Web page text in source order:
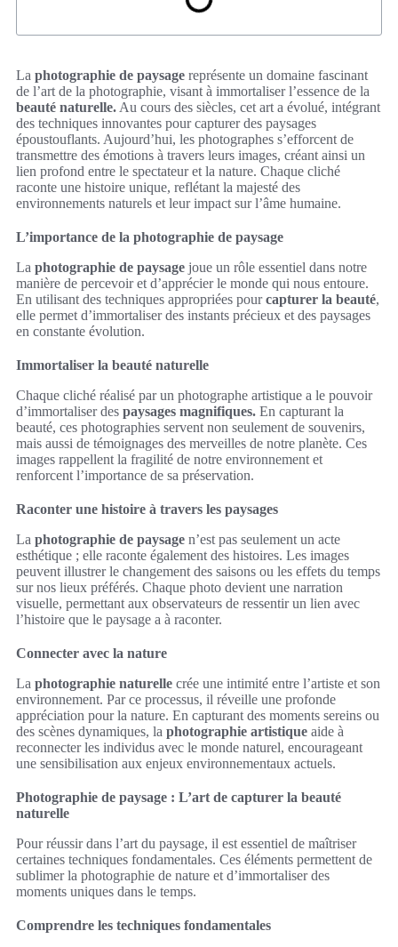
La photographie de paysage représente un domaine fascinant
de l’art de la photographie, visant à immortaliser l’essence de la
beauté naturelle. Au cours des siècles, cet art a évolué, intégrant
des techniques innovantes pour capturer des paysages
époustouflants. Aujourd’hui, les photographes s’efforcent de
transmettre des émotions à travers leurs images, créant ainsi un
lien profond entre le spectateur et la nature. Chaque cliché
raconte une histoire unique, reflétant la majesté des
environnements naturels et leur impact sur l’âme humaine.
L’importance de la photographie de paysage
La photographie de paysage joue un rôle essentiel dans notre
manière de percevoir et d’apprécier le monde qui nous entoure.
En utilisant des techniques appropriées pourcapturer la beauté,
elle permet d’immortaliser des instants précieux et des paysages
en constante évolution.
Immortaliser la beauté naturelle
Chaque cliché réalisé par un photographe artistique a le pouvoir
d’immortaliser des paysages magnifiques. En capturant la
beauté, ces photographies servent non seulement de souvenirs,
mais aussi de témoignages des merveilles de notre planète. Ces
images rappellent la fragilité de notre environnement et
renforcent l’importance de sa préservation.
Raconter une histoire à travers les paysages
La photographie de paysage n’est pas seulement un acte
esthétique ; elle raconte également des histoires. Les images
peuvent illustrer le changement des saisons ou les effets du temps
sur nos lieux préférés. Chaque photo devient une narration
visuelle, permettant aux observateurs de ressentir un lien avec
l’histoire que le paysage a à raconter.
Connecter avec la nature
La photographie naturelle crée une intimité entre l’artiste et son
environnement. Par ce processus, il réveille une profonde
appréciation pour la nature. En capturant des moments sereins ou
des scènes dynamiques, la photographie artistique aide à
reconnecter les individus avec le monde naturel, encourageant
une sensibilisation aux enjeux environnementaux actuels.
Photographie de paysage : L’art de capturer la beauté
naturelle
Pour réussir dans l’art du paysage, il est essentiel de maîtriser
certaines techniques fondamentales. Ces éléments permettent de
sublimer la photographie de nature et d’immortaliser des
moments uniques dans le temps.
Comprendre les techniques fondamentales